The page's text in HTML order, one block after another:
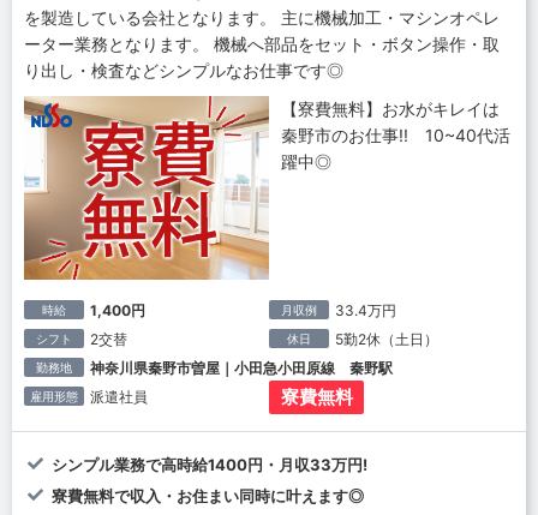
を製造している会社となります。 主に機械加工・マシンオペレ
ーター業務となります。 機械へ部品をセット・ボタン操作・取
り出し・検査などシンプルなお仕事です◎
【寮費無料】お水がキレイは
秦野市のお仕事!! 10~40代活
躍中◎
時給 1,400円 月収例 33.4万円
シフト 2交替 休日 5勤2休（土日）
勤務地 神奈川県秦野市曽屋｜小田急小田原線 秦野駅
雇用形態 派遣社員 寮費無料
シンプル業務で高時給1400円・月収33万円!
寮費無料で収入・お住まい同時に叶えます◎